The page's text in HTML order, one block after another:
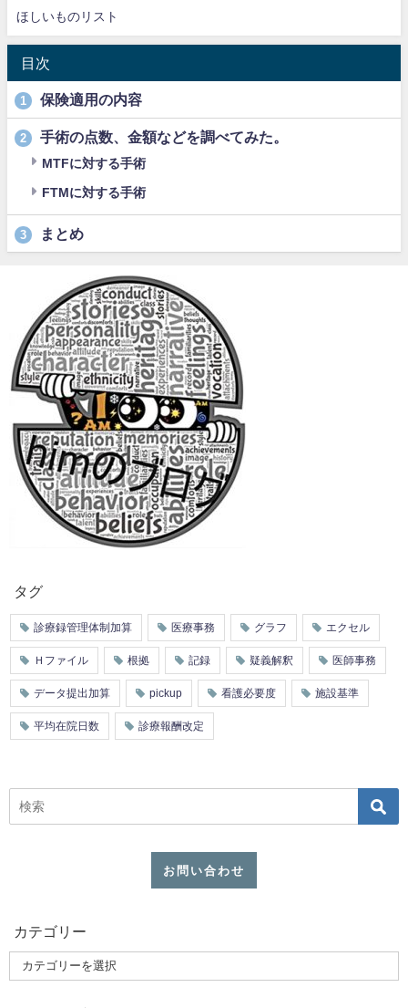
ほしいものリスト
目次
1 保険適用の内容
2 手術の点数、金額などを調べてみた。
MTFに対する手術
FTMに対する手術
3 まとめ
タグ
診療録管理体制加算 医療事務 グラフ エクセル
Ｈファイル 根拠 記録 疑義解釈 医師事務
データ提出加算 pickup 看護必要度 施設基準
平均在院日数 診療報酬改定
お問い合わせ
カテゴリー